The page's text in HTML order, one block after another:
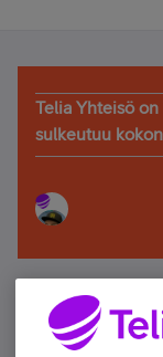
Telia Yhteisö
sulkeutuu
Älä jää